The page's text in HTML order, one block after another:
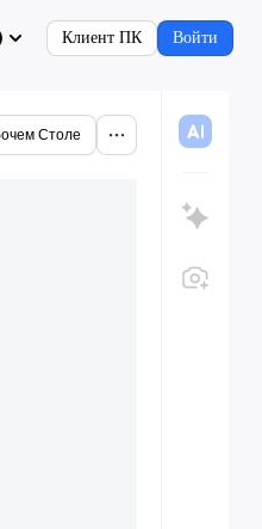
Клиент ПК Войти
Столе